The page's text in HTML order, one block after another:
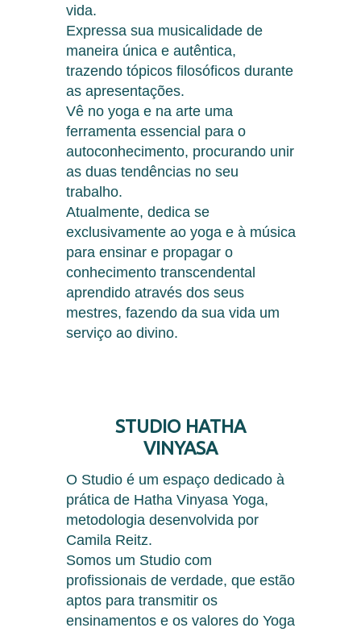
vida.
Expressa sua musicalidade de
maneira única e autêntica,
trazendo tópicos filosóficos durante
as apresentações.
Vê no yoga e na arte uma
ferramenta essencial para o
autoconhecimento, procurando unir
as duas tendências no seu
trabalho.
Atualmente, dedica se
exclusivamente ao yoga e à música
para ensinar e propagar o
conhecimento transcendental
aprendido através dos seus
mestres, fazendo da sua vida um
serviço ao divino.
STUDIO HATHA
VINYASA
O Studio é um espaço dedicado à
prática de Hatha Vinyasa Yoga,
metodologia desenvolvida por
Camila Reitz.
Somos um Studio com
profissionais de verdade, que estão
aptos para transmitir os
ensinamentos e os valores do Yoga